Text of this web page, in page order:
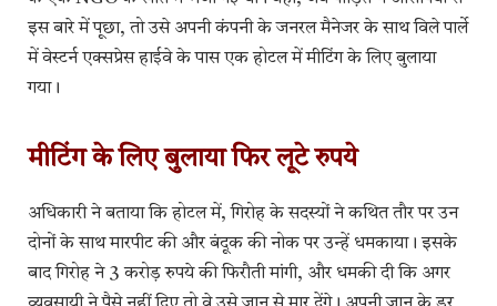
इस बारे में पूछा, तो उसे अपनी कंपनी के जनरल मैनेजर के साथ विले पार्ले
में वेस्टर्न एक्सप्रेस हाईवे के पास एक होटल में मीटिंग के लिए बुलाया
गया।
मीटिंग के लिए बुलाया फिर लूटे रुपये
अधिकारी ने बताया कि होटल में, गिरोह के सदस्यों ने कथित तौर पर उन
दोनों के साथ मारपीट की और बंदूक की नोक पर उन्हें धमकाया। इसके
बाद गिरोह ने 3 करोड़ रुपये की फिरौती मांगी, और धमकी दी कि अगर